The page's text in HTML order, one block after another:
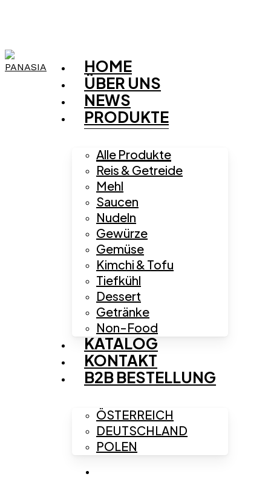
content
HOME
ÜBER UNS
NEWS
PRODUKTE
Alle Produkte
Reis & Getreide
Mehl
Saucen
Nudeln
Gewürze
Gemüse
Kimchi & Tofu
Tiefkühl
Dessert
Getränke
Non-Food
KATALOG
KONTAKT
B2B BESTELLUNG
ÖSTERREICH
DEUTSCHLAND
POLEN